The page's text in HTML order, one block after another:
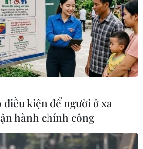
điều kiện để người ở xa
hành chính công